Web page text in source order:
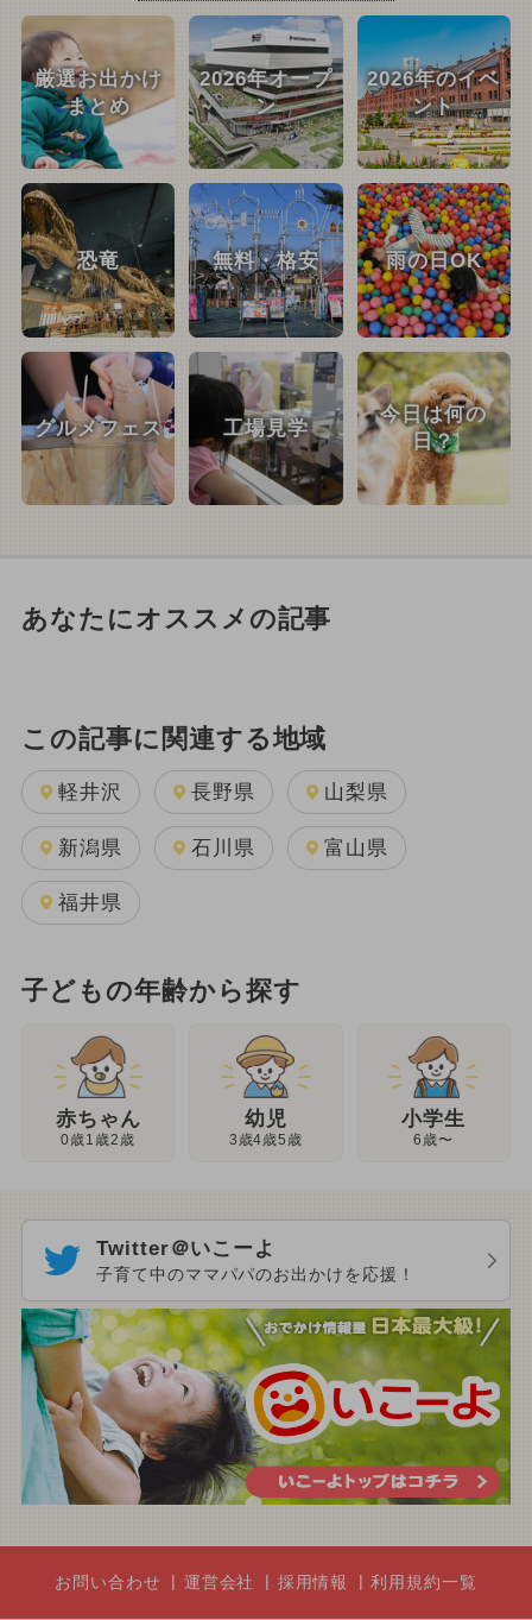
厳選お出かけ
まとめ
2026年オープ
ン
2026年のイベ
ント
恐竜 無料・格安 雨の日OK
グルメフェス 工場見学
今日は何の
日？
あなたにオススメの記事
この記事に関連する地域
軽井沢 長野県 山梨県
新潟県 石川県 富山県
福井県
子どもの年齢から探す
赤ちゃん
0歳1歳2歳
幼児
3歳4歳5歳
小学生
6歳〜
Twitter＠いこーよ
子育て中のママパパのお出かけを応援！
お問い合わせ 運営会社 採用情報 利用規約一覧